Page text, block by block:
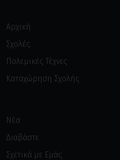
Αρχική
Σχολές
Πολεμικές Τέχνες
Καταχώρηση Σχολής
Νέα
Διαβάστε
Σχετικά με Εμάς